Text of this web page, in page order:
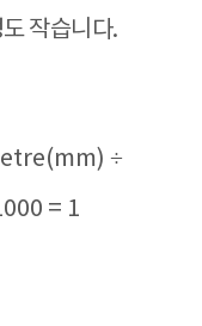
작습니다.
÷
= 1